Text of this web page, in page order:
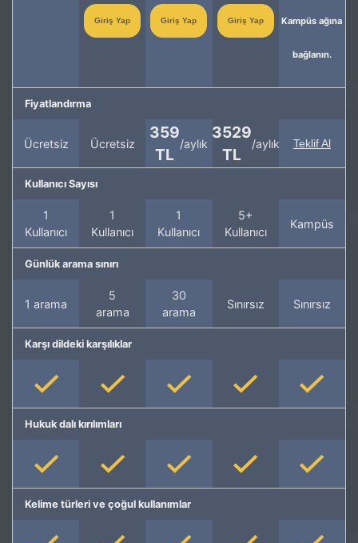
Giriş Yap Giriş Yap Giriş Yap Kampüs ağına
bağlanın.
Fiyatlandırma
Ücretsiz Ücretsiz
359
TL
/aylık
3529
TL
/aylık Teklif Al
Kullanıcı Sayısı
1
Kullanıcı
1
Kullanıcı
1
Kullanıcı
5+
Kullanıcı
Kampüs
Günlük arama sınırı
1 arama
5
arama
30
arama
Sınırsız Sınırsız
Karşı dildeki karşılıklar
Hukuk dalı kırılımları
Kelime türleri ve çoğul kullanımlar